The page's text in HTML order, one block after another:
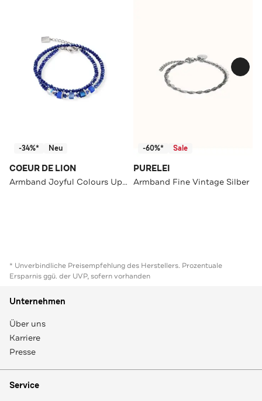
-34%* Neu
COEUR DE LION
Armband Joyful Colours Update Blau
-60%* Sale
PURELEI
Armband Fine Vintage Silber
* Unverbindliche Preisempfehlung des Herstellers. Prozentuale
Ersparnis ggü. der UVP, sofern vorhanden
Unternehmen
Über uns
Karriere
Presse
Service